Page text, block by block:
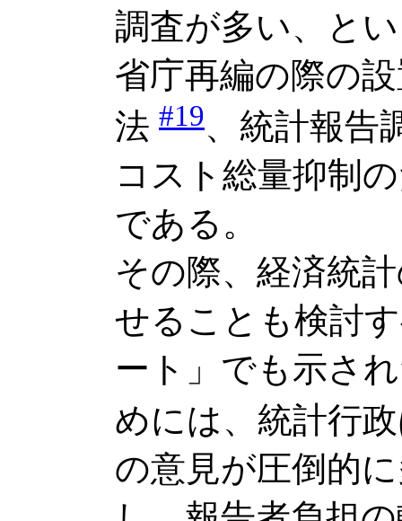
調査が多い、と
省庁再編の際の
法 #19、統計報告
コスト総量抑制
である。
その際、経済統
せることも検討
ート」でも示さ
めには、統計行
の意見が圧倒的